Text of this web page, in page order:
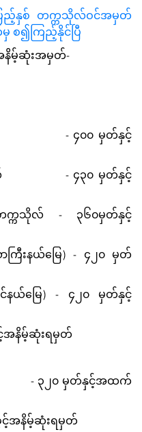
ြည့်နှစ် တက္ကသိုလ်ဝင်အမှတ်
မှ စ၍ကြည့်နိုင်ပြီ
နိမ့်ဆုံးအမှတ်-
သိုလ် - ၄၀၀ မှတ်နှင့်
ကသိုလ် - ၄၃၀ မှတ်နှင့်
တက္ကသိုလ် - ၃၆၀မှတ်နှင့်
ကြီးနယ်မြေ) - ၄၂၀ မှတ်
နယ်မြေ) - ၄၂၀ မှတ်နှင့်
အနိမ့်ဆုံးရမှတ်
၃၂၀ မှတ်နှင့်အထက်
င့်အနိမ့်ဆုံးရမှတ်